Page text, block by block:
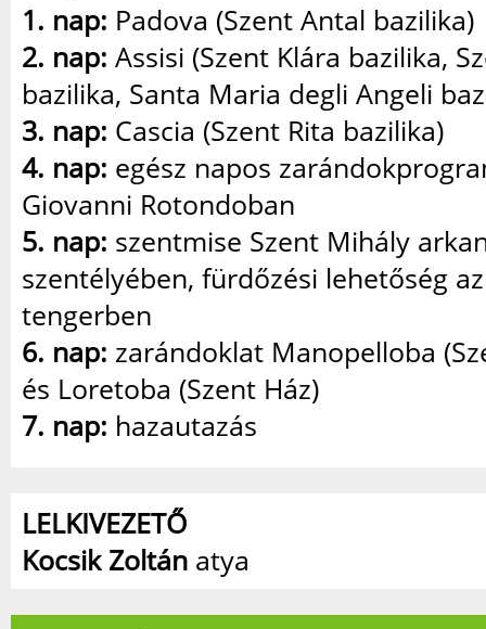
1. nap: Padova (Szent Antal bazilika)
2. nap: Assisi (Szent Klára bazilika,
bazilika, Santa Maria degli Angeli
3. nap: Cascia (Szent Rita bazilika)
4. nap: egész napos
Giovanni Rotondoban
5. nap: szentmise Szent Mihály
szentélyében, fürdőzési lehetőség
tengerben
6. nap: zarándoklat Manopelloba
és Loretoba (Szent Ház)
7. nap: hazautazás
LELKIVEZETŐ
Kocsik Zoltán atya